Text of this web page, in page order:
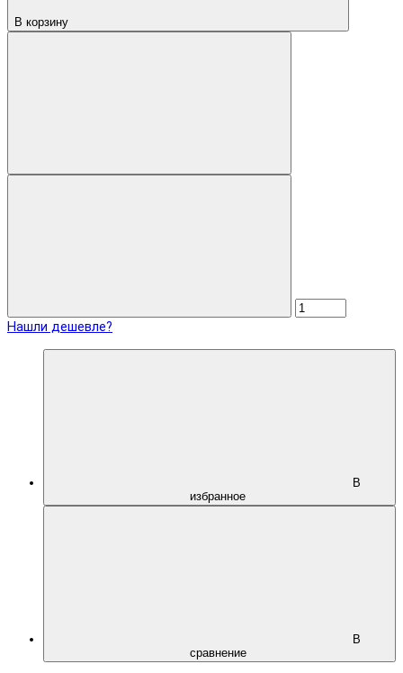
В корзину
Нашли дешевле?
В
избранное
В
сравнение